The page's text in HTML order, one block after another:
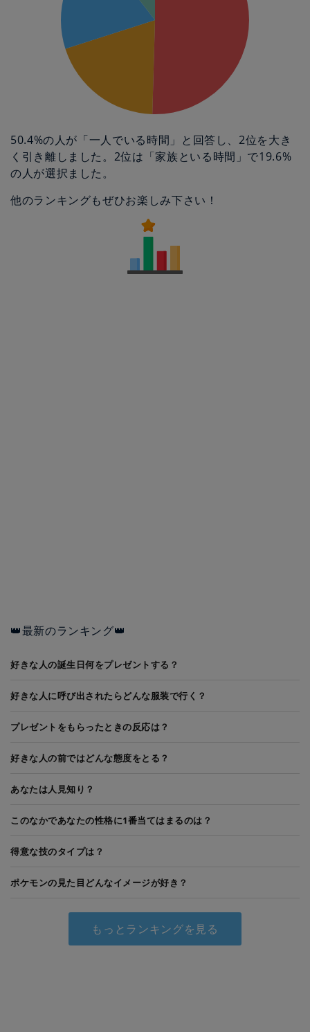
50.4%の人が「一人でいる時間」と回答し、2位を大き
く引き離しました。2位は「家族といる時間」で19.6%
の人が選択ました。
他のランキングもぜひお楽しみ下さい！
👑最新のランキング👑
好きな人の誕生日何をプレゼントする？
好きな人に呼び出されたらどんな服装で行く？
プレゼントをもらったときの反応は？
好きな人の前ではどんな態度をとる？
あなたは人見知り？
このなかであなたの性格に1番当てはまるのは？
得意な技のタイプは？
ポケモンの見た目どんなイメージが好き？
もっとランキングを見る